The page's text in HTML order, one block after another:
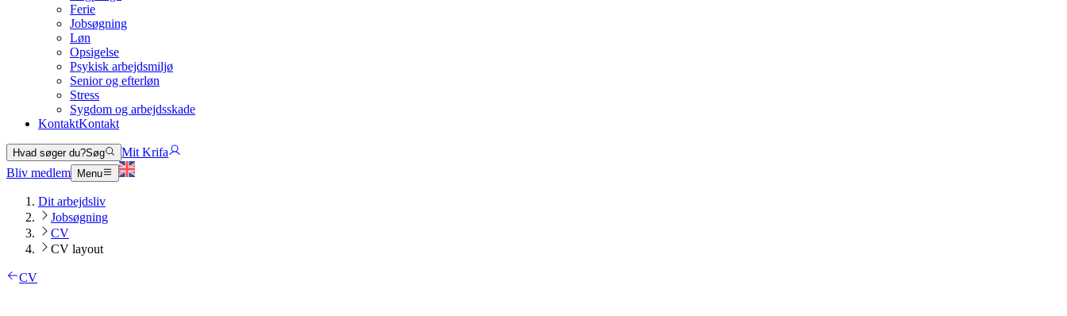
Ferie
Jobsøgning
Løn
Opsigelse
Psykisk arbejdsmiljø
Senior og efterløn
Stress
Sygdom og arbejdsskade
KontaktKontakt
Hvad søger du?Søg
Mit Krifa
Bliv medlem
Menu
Dit arbejdsliv
Jobsøgning
CV
CV layout
CV